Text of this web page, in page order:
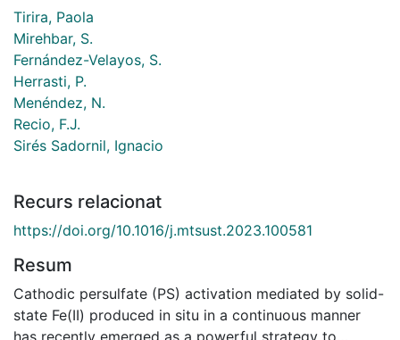
Tirira, Paola
Mirehbar, S.
Fernández-Velayos, S.
Herrasti, P.
Menéndez, N.
Recio, F.J.
Sirés Sadornil, Ignacio
Recurs relacionat
https://doi.org/10.1016/j.mtsust.2023.100581
Resum
Cathodic persulfate (PS) activation mediated by solid-
state Fe(II) produced in situ in a continuous manner
has recently emerged as a powerful strategy to